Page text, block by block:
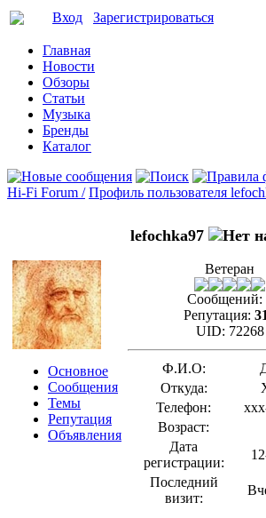
Вход Зарегистрироваться
Главная
Новости
Обзоры
Статьи
Музыка
Бренды
Каталог
Hi-Fi Forum / Профиль пользователя
Основное
Сообщения
Темы
Репутация
Объявления
lefochka97
Ветеран
Сообщений:
Репутация:
UID: 72268
Ф.И.О:
Откуда:
Телефон:
Возраст:
Дата
регистрации:
Последний
визит: